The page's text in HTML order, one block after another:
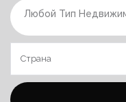
Любой Тип